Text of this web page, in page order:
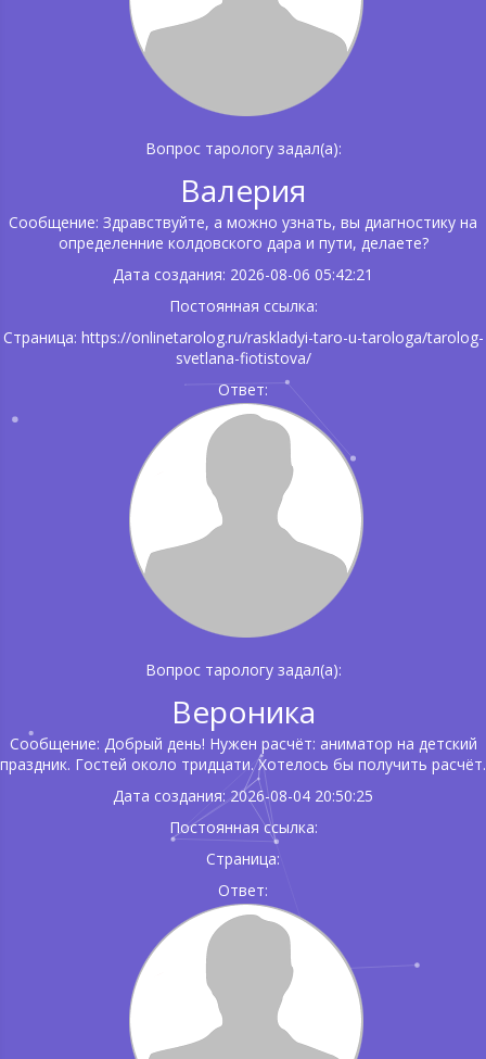
Вопрос тарологу задал(а):
Валерия
Сообщение: Здравствуйте, а можно узнать, вы диагностику на
определенние колдовского дара и пути, делаете?
Дата создания: 2026-08-06 05:42:21
Постоянная ссылка:
Страница: https://onlinetarolog.ru/raskladyi-taro-u-tarologa/tarolog-
svetlana-fiotistova/
Ответ:
Вопрос тарологу задал(а):
Вероника
Сообщение: Добрый день! Нужен расчёт: аниматор на детский
праздник. Гостей около тридцати. Хотелось бы получить расчёт.
Дата создания: 2026-08-04 20:50:25
Постоянная ссылка:
Страница:
Ответ: